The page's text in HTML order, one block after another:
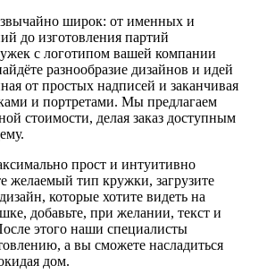
широк: от именных и
до изготовления партий
с логотипом вашей компании
разнообразие дизайнов и идей
от простых надписей и заканчивая
и портретами. Мы предлагаем
стоимости, делая заказ доступным
прост и интуитивно
желаемый тип кружки, загрузите
которые хотите видеть на
добавьте, при желании, текст и
этого наши специалисты
а вы сможете насладиться
дом.